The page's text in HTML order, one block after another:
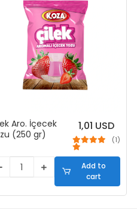
Aro. İçecek
(250 gr)
1,01 USD
(1)
Add to
cart